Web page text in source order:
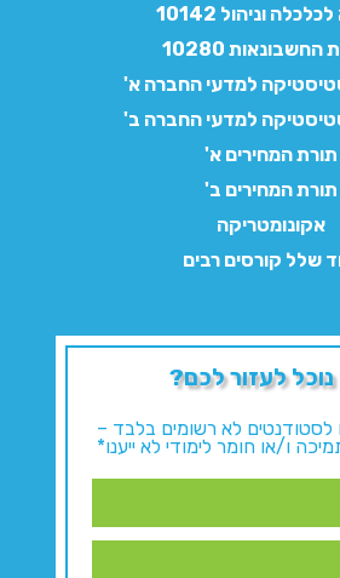
וניהול 10142
החשבונאות 10280
למדעי החברה א'
למדעי החברה ב'
תורת המחירים א'
תורת המחירים ב'
אקונומטריקה
שלל קורסים רבים
נוכל לעזור לכם?
לסטודנטים לא רשומים בלבד –
ו/או חומר לימודי לא ייענו*